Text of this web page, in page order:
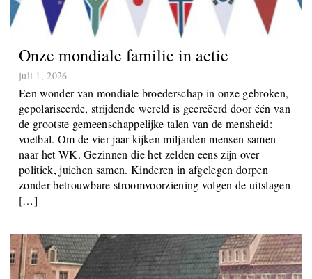
Onze mondiale familie in actie
juli 1, 2026
Een wonder van mondiale broederschap in onze gebroken,
gepolariseerde, strijdende wereld is gecreëerd door één van
de grootste gemeenschappelijke talen van de mensheid:
voetbal. Om de vier jaar kijken miljarden mensen samen
naar het WK. Gezinnen die het zelden eens zijn over
politiek, juichen samen. Kinderen in afgelegen dorpen
zonder betrouwbare stroomvoorziening volgen de uitslagen
[…]